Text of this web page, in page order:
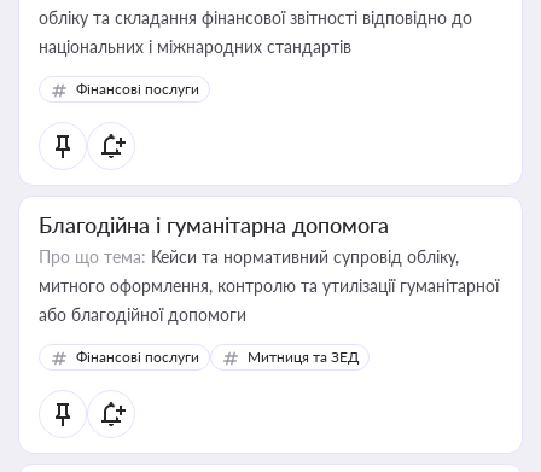
обліку та складання фінансової звітності відповідно до
національних і міжнародних стандартів
Фінансові послуги
Благодійна і гуманітарна допомога
Про що тема: Кейси та нормативний супровід обліку,
митного оформлення, контролю та утилізації гуманітарної
або благодійної допомоги
Фінансові послуги Митниця та ЗЕД